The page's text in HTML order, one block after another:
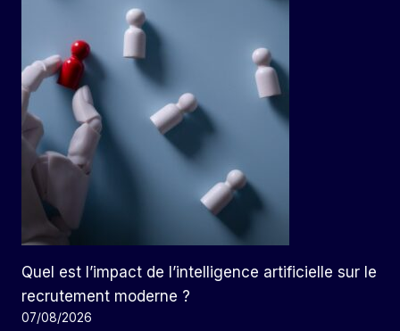
Quel est l’impact de l’intelligence artificielle sur le
recrutement moderne ?
07/08/2026